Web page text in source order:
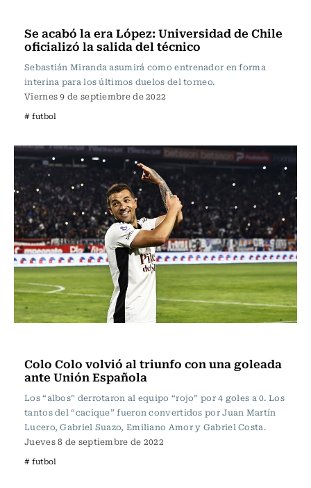
Se acabó la era López: Universidad de Chile
oficializó la salida del técnico
Sebastián Miranda asumirá como entrenador en forma
interina para los últimos duelos del torneo.
Viernes 9 de septiembre de 2022
# futbol
Colo Colo volvió al triunfo con una goleada
ante Unión Española
Los “albos” derrotaron al equipo “rojo” por 4 goles a 0. Los
tantos del “cacique” fueron convertidos por Juan Martín
Lucero, Gabriel Suazo, Emiliano Amor y Gabriel Costa.
Jueves 8 de septiembre de 2022
# futbol